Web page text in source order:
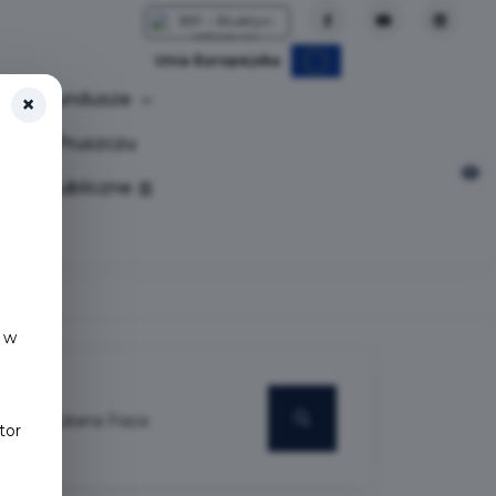
Unia Europejska
Fundusze
w Pruszczu
publiczne
×
w